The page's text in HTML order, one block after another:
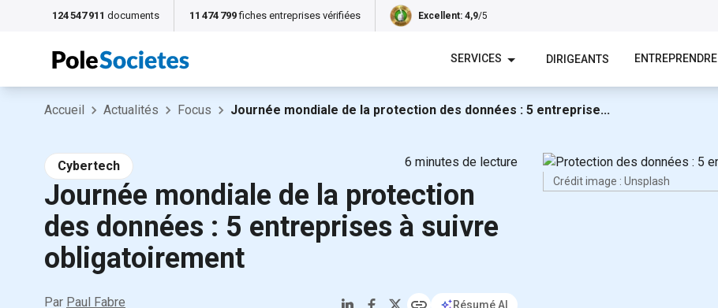
124 547 911 documents 11 474 799 fiches entreprises vérifiées Excellent: 4,9/5
SERVICES DIRIGEANTS ENTREPRENDRE
Accueil Actualités Focus Journée mondiale de la protection des données : 5 entreprise...
Cybertech 6 minutes de lecture
Journée mondiale de la protection
des données : 5 entreprises à suivre
obligatoirement
Par Paul Fabre
Résumé AI
Crédit image : Unsplash